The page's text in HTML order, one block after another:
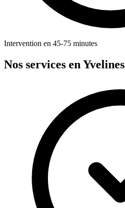
Intervention en 45-75 minutes
Nos services en Yvelines